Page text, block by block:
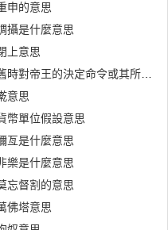
申的意思
攝是什麼意思
上意思
時對帝王的決定命令或其所做的
意思
幣單位假設意思
亙是什麼意思
樂是什麼意思
忘督割的意思
佛塔意思